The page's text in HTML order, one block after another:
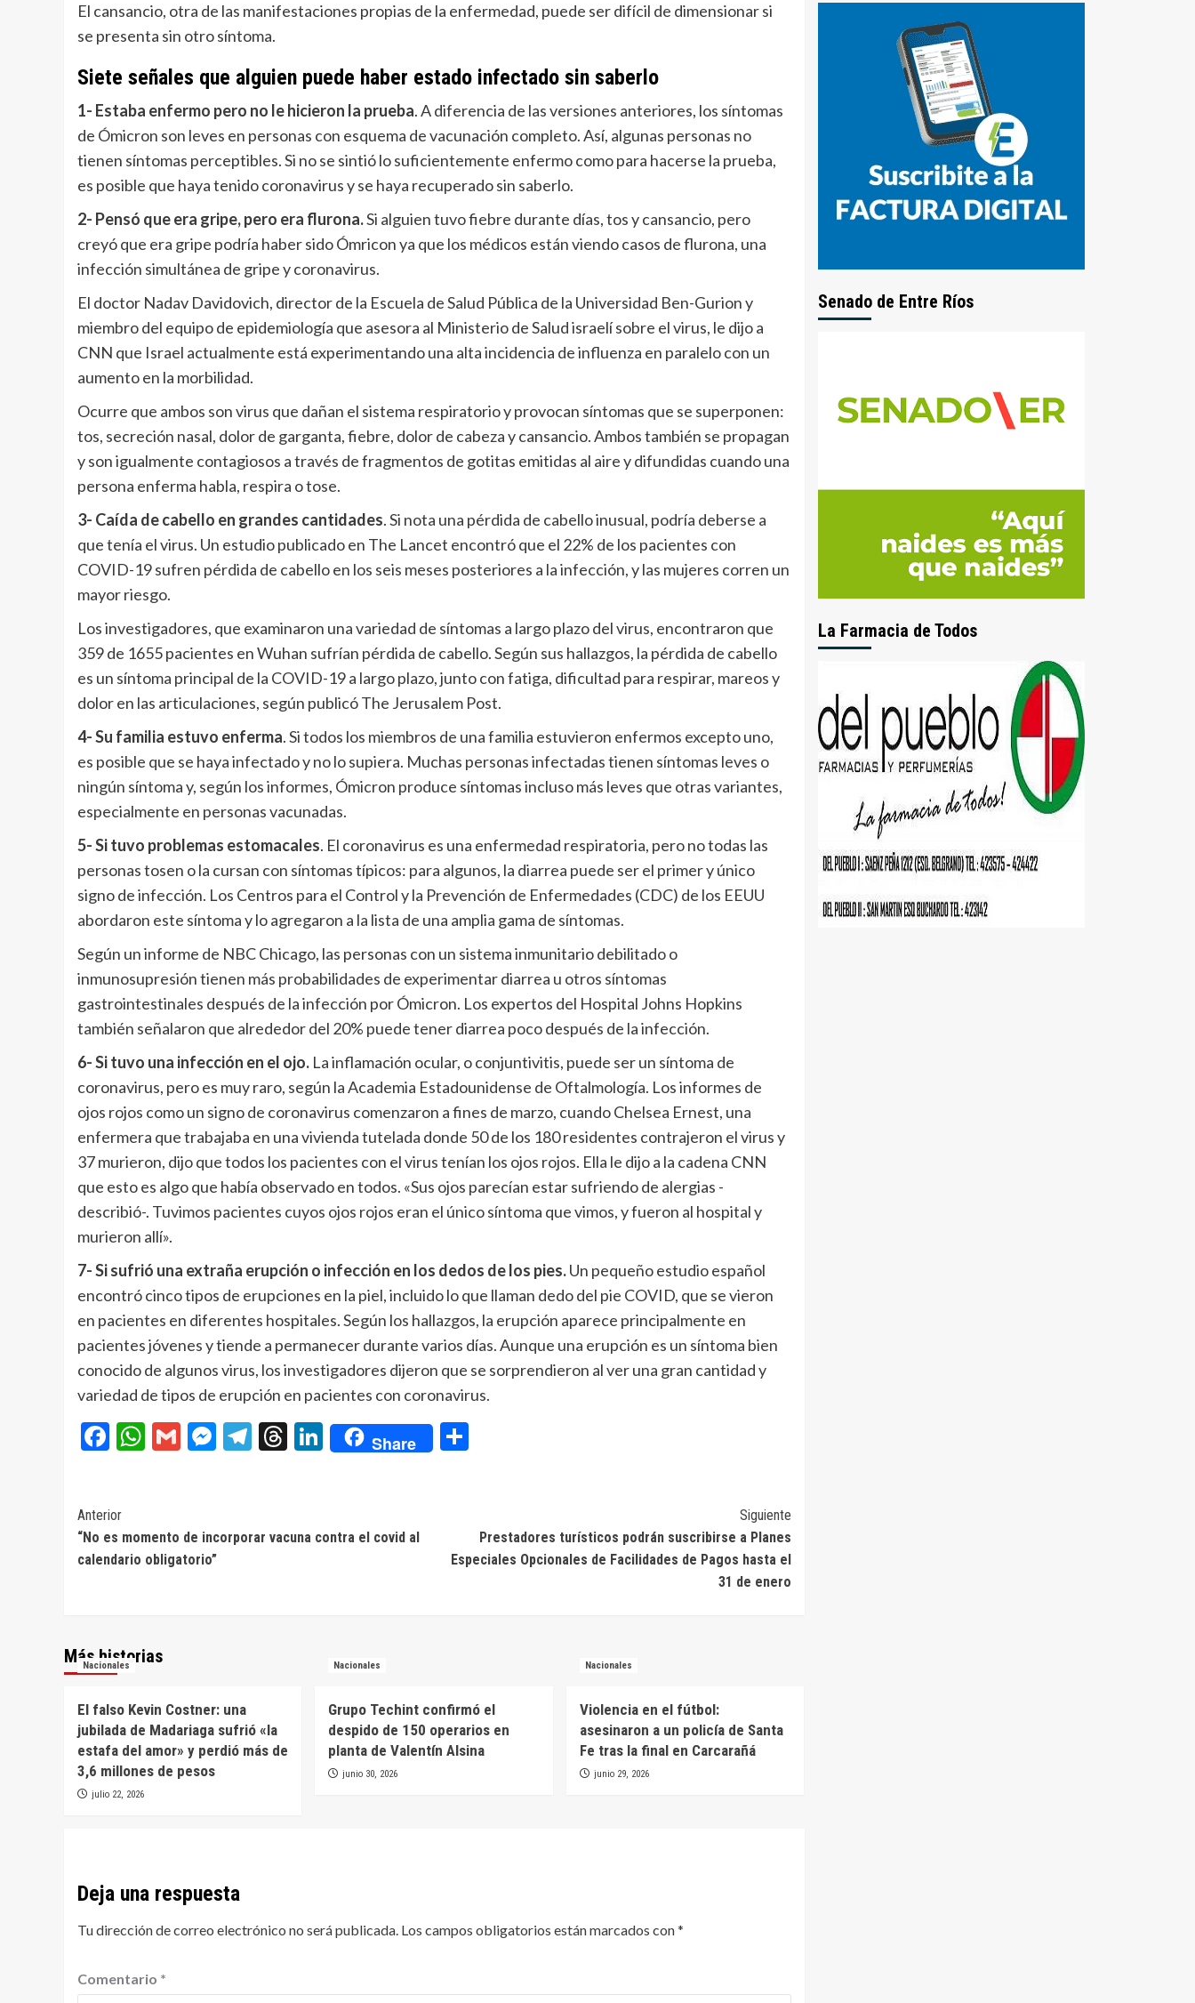
El cansancio, otra de las manifestaciones propias de la enfermedad, puede ser difícil de dimensionar si
se presenta sin otro síntoma.
Siete señales que alguien puede haber estado infectado sin saberlo
1- Estaba enfermo pero no le hicieron la prueba. A diferencia de las versiones anteriores, los síntomas
de Ómicron son leves en personas con esquema de vacunación completo. Así, algunas personas no
tienen síntomas perceptibles. Si no se sintió lo suficientemente enfermo como para hacerse la prueba,
es posible que haya tenido coronavirus y se haya recuperado sin saberlo.
2- Pensó que era gripe, pero era flurona.Si alguien tuvo fiebre durante días, tos y cansancio, pero
creyó que era gripe podría haber sido Ómricon ya que los médicos están viendo casos de flurona, una
infección simultánea de gripe y coronavirus.
El doctor Nadav Davidovich, director de la Escuela de Salud Pública de la Universidad Ben-Gurion y
miembro del equipo de epidemiología que asesora al Ministerio de Salud israelí sobre el virus, le dijo a
CNN que Israel actualmente está experimentando una alta incidencia de influenza en paralelo con un
aumento en la morbilidad.
Ocurre que ambos son virus que dañan el sistema respiratorio y provocan síntomas que se superponen:
tos, secreción nasal, dolor de garganta, fiebre, dolor de cabeza y cansancio. Ambos también se propagan
y son igualmente contagiosos a través de fragmentos de gotitas emitidas al aire y difundidas cuando una
persona enferma habla, respira o tose.
3- Caída de cabello en grandes cantidades. Si nota una pérdida de cabello inusual, podría deberse a
que tenía el virus. Un estudio publicado en The Lancet encontró que el 22% de los pacientes con
COVID-19 sufren pérdida de cabello en los seis meses posteriores a la infección, y las mujeres corren un
mayor riesgo.
Los investigadores, que examinaron una variedad de síntomas a largo plazo del virus, encontraron que
359 de 1655 pacientes en Wuhan sufrían pérdida de cabello. Según sus hallazgos, la pérdida de cabello
es un síntoma principal de la COVID-19 a largo plazo, junto con fatiga, dificultad para respirar, mareos y
dolor en las articulaciones, según publicó The Jerusalem Post.
4- Su familia estuvo enferma. Si todos los miembros de una familia estuvieron enfermos excepto uno,
es posible que se haya infectado y no lo supiera. Muchas personas infectadas tienen síntomas leves o
ningún síntoma y, según los informes, Ómicron produce síntomas incluso más leves que otras variantes,
especialmente en personas vacunadas.
5- Si tuvo problemas estomacales. El coronavirus es una enfermedad respiratoria, pero no todas las
personas tosen o la cursan con síntomas típicos: para algunos, la diarrea puede ser el primer y único
signo de infección. Los Centros para el Control y la Prevención de Enfermedades (CDC) de los EEUU
abordaron este síntoma y lo agregaron a la lista de una amplia gama de síntomas.
Según un informe de NBC Chicago, las personas con un sistema inmunitario debilitado o
inmunosupresión tienen más probabilidades de experimentar diarrea u otros síntomas
gastrointestinales después de la infección por Ómicron. Los expertos del Hospital Johns Hopkins
también señalaron que alrededor del 20% puede tener diarrea poco después de la infección.
6- Si tuvo una infección en el ojo. La inflamación ocular, o conjuntivitis, puede ser un síntoma de
coronavirus, pero es muy raro, según la Academia Estadounidense de Oftalmología. Los informes de
ojos rojos como un signo de coronavirus comenzaron a fines de marzo, cuando Chelsea Ernest, una
enfermera que trabajaba en una vivienda tutelada donde 50 de los 180 residentes contrajeron el virus y
37 murieron, dijo que todos los pacientes con el virus tenían los ojos rojos. Ella le dijo a la cadena CNN
que esto es algo que había observado en todos. «Sus ojos parecían estar sufriendo de alergias -
describió-. Tuvimos pacientes cuyos ojos rojos eran el único síntoma que vimos, y fueron al hospital y
murieron allí».
7- Si sufrió una extraña erupción o infección en los dedos de los pies.Un pequeño estudio español
encontró cinco tipos de erupciones en la piel, incluido lo que llaman dedo del pie COVID, que se vieron
en pacientes en diferentes hospitales. Según los hallazgos, la erupción aparece principalmente en
pacientes jóvenes y tiende a permanecer durante varios días. Aunque una erupción es un síntoma bien
conocido de algunos virus, los investigadores dijeron que se sorprendieron al ver una gran cantidad y
variedad de tipos de erupción en pacientes con coronavirus.
Facebook
WhatsApp
GmailMessenger
Telegram
Threads
LinkedIn
Share
Navegación
de
entradas
Anterior
“No es momento de incorporar vacuna contra el covid al
calendario obligatorio”
Siguiente
Prestadores turísticos podrán suscribirse a Planes
Especiales Opcionales de Facilidades de Pagos hasta el
31 de enero
Más historias
Nacionales
El falso Kevin Costner: una
jubilada de Madariaga sufrió «la
estafa del amor» y perdió más de
3,6 millones de pesos
julio 22, 2026
Nacionales
Grupo Techint confirmó el
despido de 150 operarios en
planta de Valentín Alsina
junio 30, 2026
Nacionales
Violencia en el fútbol:
asesinaron a un policía de Santa
Fe tras la final en Carcarañá
junio 29, 2026
Deja una respuesta
Tu dirección de correo electrónico no será publicada. Los campos obligatorios están marcados con*
Comentario *
Senado de Entre Ríos
La Farmacia de Todos